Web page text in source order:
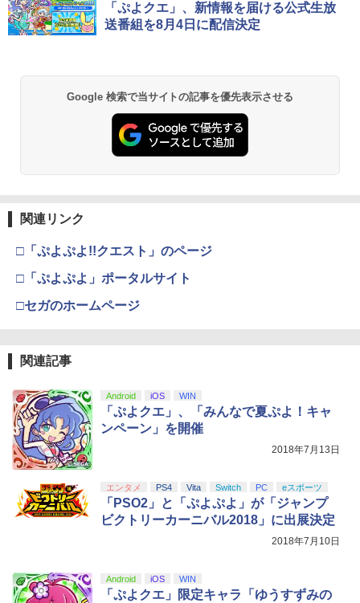
「ぷよクエ」、新情報を届ける公式生放
送番組を8月4日に配信決定
Google 検索で当サイトの記事を優先表示させる
関連リンク
□「ぷよぷよ!!クエスト」のページ
□「ぷよぷよ」ポータルサイト
□セガのホームページ
関連記事
Android iOS WIN
「ぷよクエ」、「みんなで夏ぷよ！キャ
ンペーン」を開催
2018年7月13日
エンタメ PS4 Vita Switch PC eスポーツ
「PSO2」と「ぷよぷよ」が「ジャンプ
ビクトリーカーニバル2018」に出展決定
2018年7月10日
Android iOS WIN
「ぷよクエ」限定キャラ「ゆうすずみの